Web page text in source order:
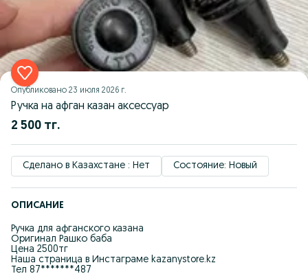
Опубликовано 23 июля 2026 г.
Ручка на афган казан аксессуар
2 500 тг.
Сделано в Казахстане : Нет Состояние: Новый
ОПИСАНИЕ
Ручка для афганского казана
Оригинал Рашко баба
Цена 2500тг
Наша страница в Инстаграме kazanystore.kz
Тел 87*******487